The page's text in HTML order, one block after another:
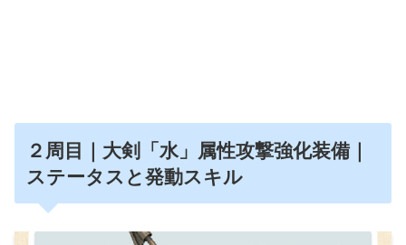
２周目｜大剣「水」属性攻撃強化装備｜
ステータスと発動スキル